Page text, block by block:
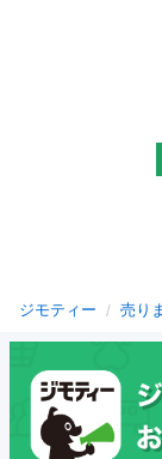
ジモティー 売り